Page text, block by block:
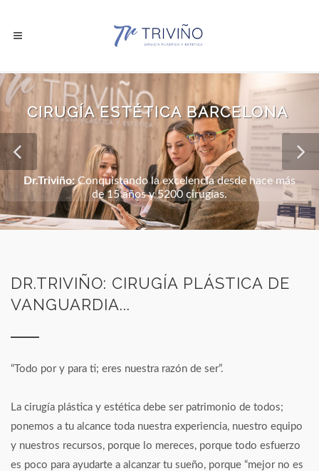
CIRUGÍA ESTÉTICA BARCELONA
Dr.Triviño: Conquistando la excelencia desde hace más
de 15 años y 5200 cirugías.
DR.TRIVIÑO: CIRUGÍA PLÁSTICA DE
VANGUARDIA...
“Todo por y para ti; eres nuestra razón de ser”.
La cirugía plástica y estética debe ser patrimonio de todos;
ponemos a tu alcance toda nuestra experiencia, nuestro equipo
y nuestros recursos, porque lo mereces, porque todo esfuerzo
es poco para ayudarte a alcanzar tu sueño, porque “mejor no es